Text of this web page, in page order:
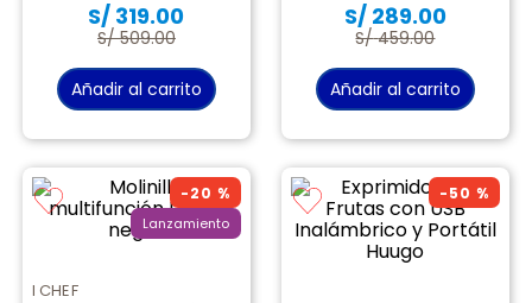
S/ 319.00
S/ 509.00
Añadir al carrito
S/ 289.00
S/ 459.00
Añadir al carrito
-20 %
Lanzamiento
I CHEF
-50 %
.
almohada